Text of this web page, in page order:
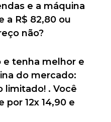
e a máquina
a R$ 82,80 ou
não?
e tenha melhor e
do mercado:
limitado! . Você
por 12x 14,90 e